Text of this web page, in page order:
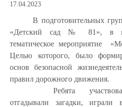
17.04.2023
В подготовительных
«Детский сад № 81», в
тематическое мероприятие
Целью которого, было
основ безопасной
правил дорожного движения.
Ребята
отгадывали загадки,